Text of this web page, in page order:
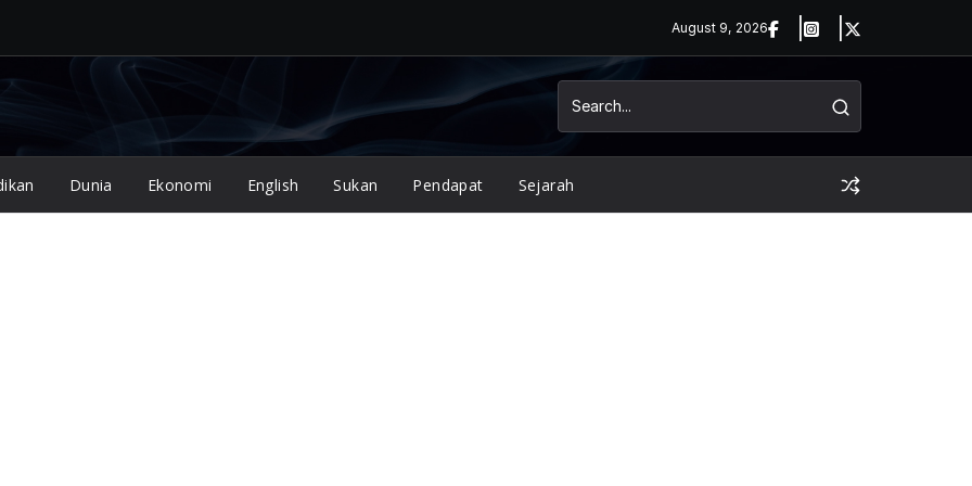
August 9, 2026
Dunia Ekonomi English Sukan Pendapat Sejarah